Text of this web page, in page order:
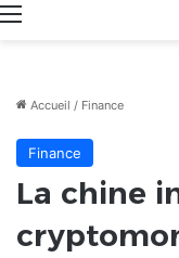
Menu
Accueil / Finance
Finance
La chine